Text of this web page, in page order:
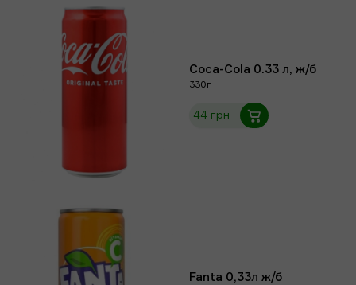
Coca-Cola 0.33 л, ж/б
330г
44 грн
Fanta 0,33л ж/б